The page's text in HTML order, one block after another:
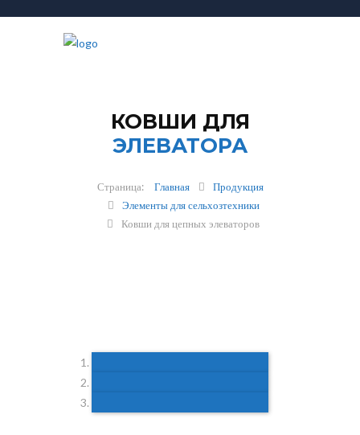
КОВШИ ДЛЯ
ЭЛЕВАТОРА
Главная
Продукция
Элементы для сельхозтехники
Ковши для цепных элеваторов